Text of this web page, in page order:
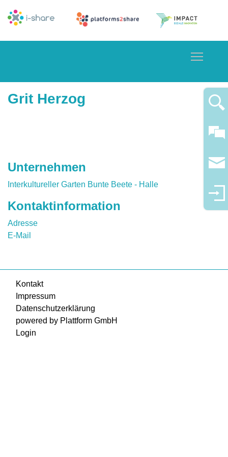
Grit Herzog
Unternehmen
Interkultureller Garten Bunte Beete - Halle
Kontaktinformation
Adresse
E-Mail
Kontakt
Impressum
Datenschutzerklärung
powered by Plattform GmbH
Login